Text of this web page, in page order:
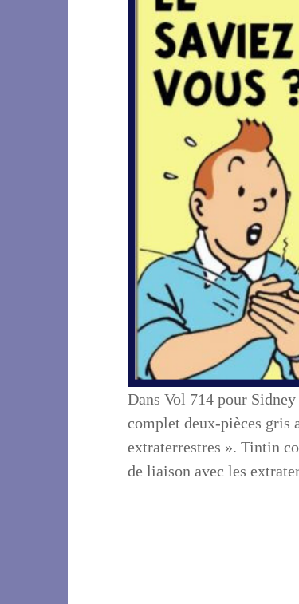
Dans Vol 714 pour
complet deux-pièces gris
extraterrestres ». Tintin
de liaison avec les